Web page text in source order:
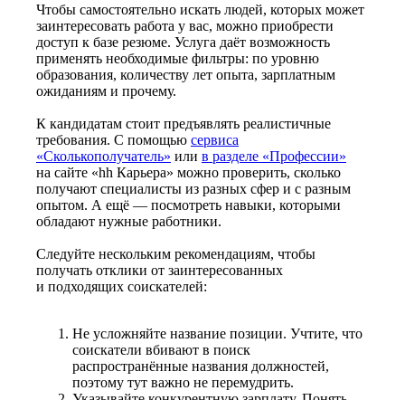
Чтобы самостоятельно искать людей, которых может
заинтересовать работа у вас, можно приобрести
доступ к базе резюме. Услуга даёт возможность
применять необходимые фильтры: по уровню
образования, количеству лет опыта, зарплатным
ожиданиям и прочему.
К кандидатам стоит предъявлять реалистичные
требования. С помощью сервиса
«Сколькополучатель» или в разделе «Профессии»
на сайте «hh Карьера» можно проверить, сколько
получают специалисты из разных сфер и с разным
опытом. А ещё — посмотреть навыки, которыми
обладают нужные работники.
Следуйте нескольким рекомендациям, чтобы
получать отклики от заинтересованных
и подходящих соискателей:
Не усложняйте название позиции. Учтите, что
соискатели вбивают в поиск
распространённые названия должностей,
поэтому тут важно не перемудрить.